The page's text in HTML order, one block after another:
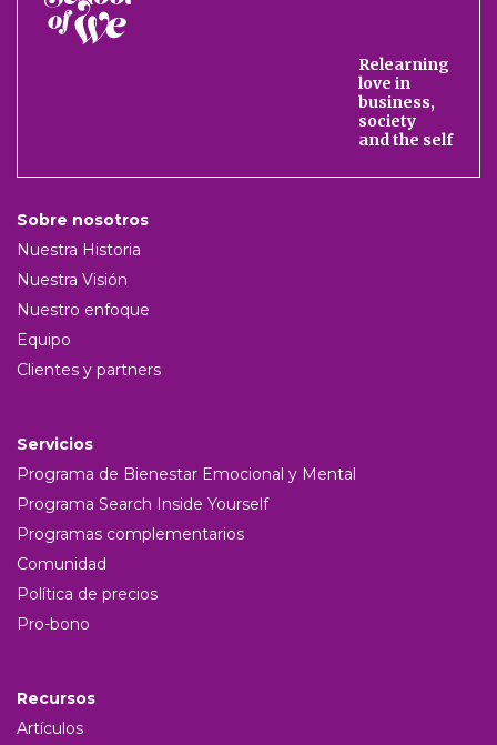
of
Relearning
love in
business,
society
and the self
Sobre nosotros
Nuestra Historia
Nuestra Visión
Nuestro enfoque
Equipo
Clientes y partners
Servicios
Programa de Bienestar Emocional y Mental
Programa Search Inside Yourself
Programas complementarios
Comunidad
Política de precios
Pro-bono
Recursos
Artículos